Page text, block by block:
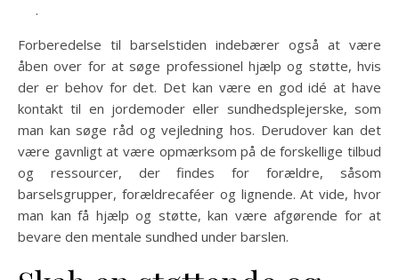
.
Forberedelse til barselstiden indebærer også at være
åben over for at søge professionel hjælp og støtte, hvis
der er behov for det. Det kan være en god idé at have
kontakt til en jordemoder eller sundhedsplejerske, som
man kan søge råd og vejledning hos. Derudover kan det
være gavnligt at være opmærksom på de forskellige tilbud
og ressourcer, der findes for forældre, såsom
barselsgrupper, forældrecaféer og lignende. At vide, hvor
man kan få hjælp og støtte, kan være afgørende for at
bevare den mentale sundhed under barslen.